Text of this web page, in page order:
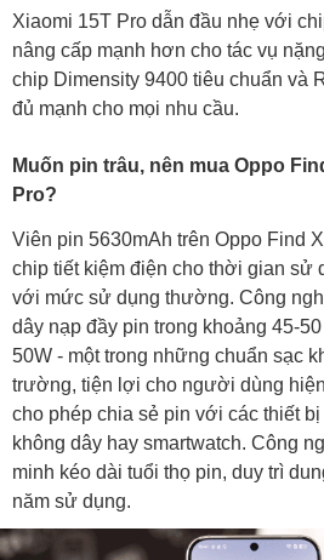
Xiaomi 15T Pro dẫn đầu nhẹ với
nâng cấp mạnh hơn cho tác vụ
chip Dimensity 9400 tiêu chuẩn và
đủ mạnh cho mọi nhu cầu.
Muốn pin trâu, nên mua Oppo
Pro?
Viên pin 5630mAh trên Oppo Find
chip tiết kiệm điện cho thời gian sử
với mức sử dụng thường. Công
dây nạp đầy pin trong khoảng 45-
50W - một trong những chuẩn sạc
trường, tiện lợi cho người dùng
cho phép chia sẻ pin với các thiết
không dây hay smartwatch. Công
minh kéo dài tuổi thọ pin, duy trì
năm sử dụng.